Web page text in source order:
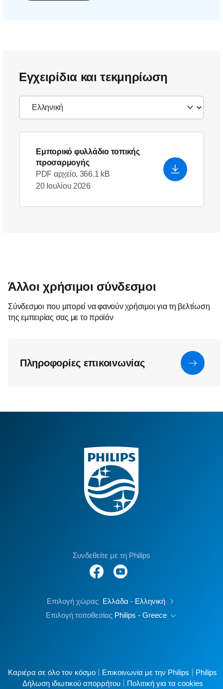
Εγχειρίδια και τεκμηρίωση
Εμπορικό φυλλάδιο τοπικής
προσαρμογής
PDF αρχείο, 366.1 kB
20 Ιουλίου 2026
Άλλοι χρήσιμοι σύνδεσμοι
Σύνδεσμοι που μπορεί να φανούν χρήσιμοι για τη βελτίωση
της εμπειρίας σας με το προϊόν
Πληροφορίες επικοινωνίας
Συνδεθείτε με τη Philips
Επιλογή χώρας Ελλάδα - Ελληνική
Επιλογή τοποθεσίας Philips - Greece
Καριέρα σε όλο τον κόσμο Επικοινωνία με την Philips
Philips
Δήλωση ιδιωτικού απορρήτου
Πολιτική για τα cookies